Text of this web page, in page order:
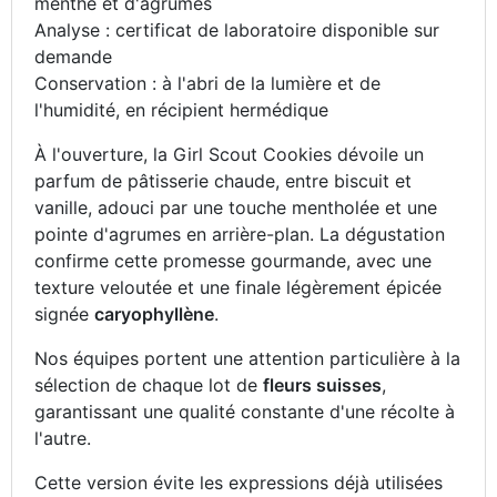
Analyse : certificat de laboratoire disponible sur
demande
Conservation : à l'abri de la lumière et de
l'humidité, en récipient hermédique
À l'ouverture, la Girl Scout Cookies dévoile un
parfum de pâtisserie chaude, entre biscuit et
vanille, adouci par une touche mentholée et une
pointe d'agrumes en arrière-plan. La dégustation
confirme cette promesse gourmande, avec une
texture veloutée et une finale légèrement épicée
signée caryophyllène.
Nos équipes portent une attention particulière à la
sélection de chaque lot de fleurs suisses,
garantissant une qualité constante d'une récolte à
l'autre.
Cette version évite les expressions déjà utilisées